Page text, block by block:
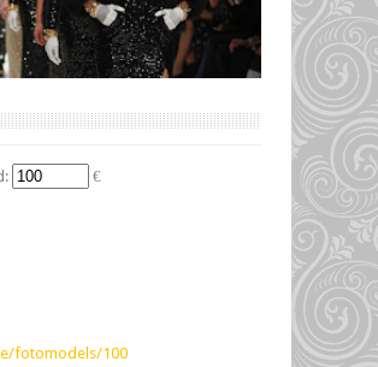
€
fotomodels/100